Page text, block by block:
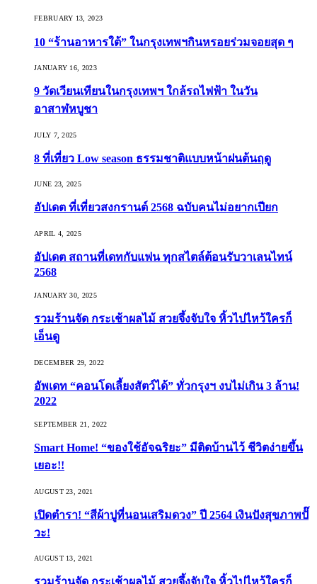
FEBRUARY 13, 2023
10 “ร้านอาหารใต้” ในกรุงเทพฯกินหรอยร่วมจอยสุด ๆ
JANUARY 16, 2023
9 วัดเวียนเทียนในกรุงเทพฯ ใกล้รถไฟฟ้า ในวัน
อาสาฬหบูชา
JULY 7, 2025
8 ที่เที่ยว Low season ธรรมชาติแบบหน้าฝนต้นฤดู️
JUNE 23, 2025
อัปเดต ที่เที่ยวสงกรานต์ 2568 ฉบับคนไม่อยากเปียก
APRIL 4, 2025
อัปเดต สถานที่เดทกับแฟน ทุกสไตล์ต้อนรับวาเลนไทน์
2568
JANUARY 30, 2025
รวมร้านจัด กระเช้าผลไม้ สวยจึ้งจับใจ หิ้วไปไหว้ใครก็
เอ็นดู
DECEMBER 29, 2022
อัพเดท “คอนโดเลี้ยงสัตว์ได้” ทั่วกรุงฯ งบไม่เกิน 3 ล้าน!
2022
SEPTEMBER 21, 2022
Smart Home! “ของใช้อัจฉริยะ” มีติดบ้านไว้ ชีวิตง่ายขึ้น
เยอะ!!
AUGUST 23, 2021
เปิดตำรา! “สีผ้าปูที่นอนเสริมดวง” ปี 2564 เงินปังสุขภาพปั๊
วะ!
AUGUST 13, 2021